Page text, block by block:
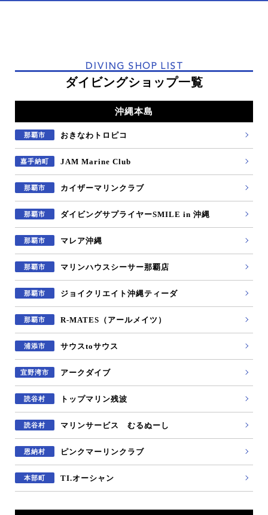
DIVING SHOP LIST
ダイビングショップ一覧
沖縄本島
那覇市 おきなわトロピコ
嘉手納町 JAM Marine Club
那覇市 カイザーマリンクラブ
那覇市 ダイビングサプライヤーSMILE in 沖縄
那覇市 マレア沖縄
那覇市 マリンハウスシーサー那覇店
那覇市 ジョイクリエイト沖縄ティーダ
那覇市 R-MATES（アールメイツ）
浦添市 サウスtoサウス
宜野湾市 アークダイブ
読谷村 トップマリン残波
読谷村 マリンサービス むるぬーし
恩納村 ピンクマーリンクラブ
本部町 TI.オーシャン